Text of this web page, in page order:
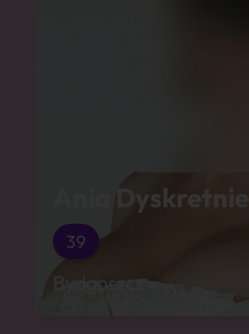
Ania Dyskretnie
39
Bydgoszcz